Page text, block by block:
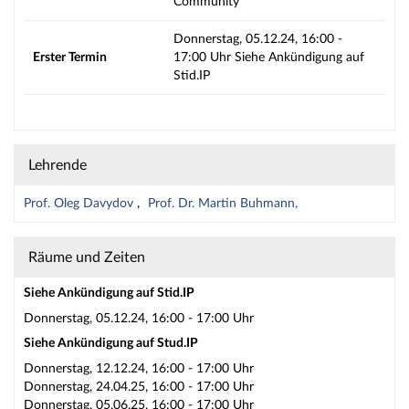
Erster Termin
Donnerstag, 05.12.24, 16:00 -
17:00 Uhr Siehe Ankündigung auf
Stid.IP
Lehrende
Prof. Oleg Davydov Prof. Dr. Martin Buhmann,
Räume und Zeiten
Siehe Ankündigung auf Stid.IP
Donnerstag, 05.12.24, 16:00 - 17:00 Uhr
Siehe Ankündigung auf Stud.IP
Donnerstag, 12.12.24, 16:00 - 17:00 Uhr
Donnerstag, 24.04.25, 16:00 - 17:00 Uhr
Donnerstag, 05.06.25, 16:00 - 17:00 Uhr